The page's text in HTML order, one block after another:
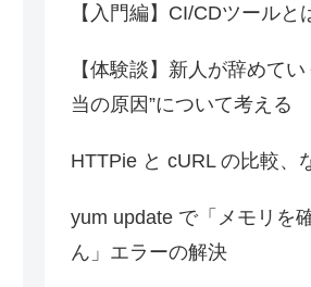
【入門編】CI/CDツールと
【体験談】新人が辞めて
当の原因”について考える
HTTPie と cURL の比較、
yum update で「メモリを
ん」エラーの解決